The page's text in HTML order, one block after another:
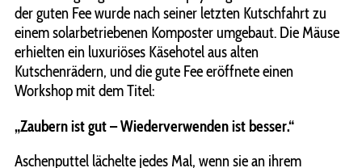
der guten Fee wurde nach seiner letzten Kutschfahrt zu
einem solarbetriebenen Komposter umgebaut. Die Mäuse
erhielten ein luxuriöses Käsehotel aus alten
Kutschenrädern, und die gute Fee eröffnete einen
Workshop mit dem Titel:
„Zaubern ist gut – Wiederverwenden ist besser.“
Aschenputtel lächelte jedes Mal, wenn sie an ihrem